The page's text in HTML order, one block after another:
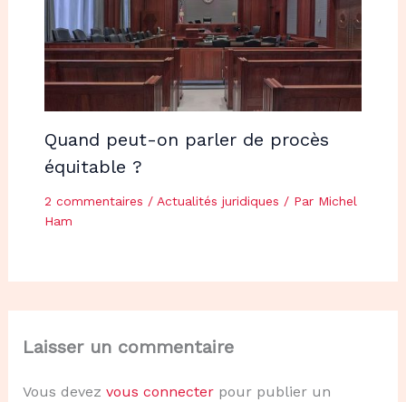
Quand peut-on parler de procès
équitable ?
2 commentaires / Actualités juridiques / Par Michel
Ham
Laisser un commentaire
Vous devez vous connecterpour publier un